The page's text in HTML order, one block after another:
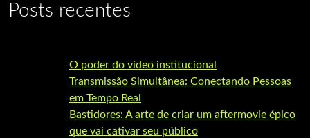
Posts recentes
O poder do vídeo institucional
Transmissão Simultânea: Conectando Pessoas
em Tempo Real
Bastidores: A arte de criar um aftermovie épico
que vai cativar seu público